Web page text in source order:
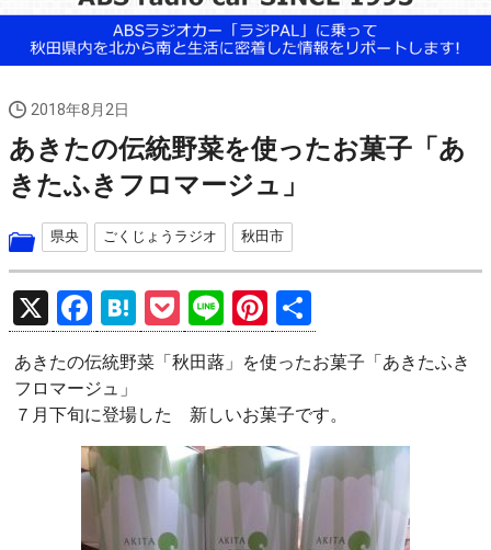
2018年8月2日
あきたの伝統野菜を使ったお菓子「あ
きたふきフロマージュ」
県央 ごくじょうラジオ 秋田市
X
F
a
ce
b
o
o
k
H
at
e
n
a
P
o
ck
et
Li
n
e
Pi
nt
er
es
t
有
あきたの伝統野菜「秋田蕗」を使ったお菓子「あきたふき
フロマージュ」
７月下旬に登場した 新しいお菓子です。